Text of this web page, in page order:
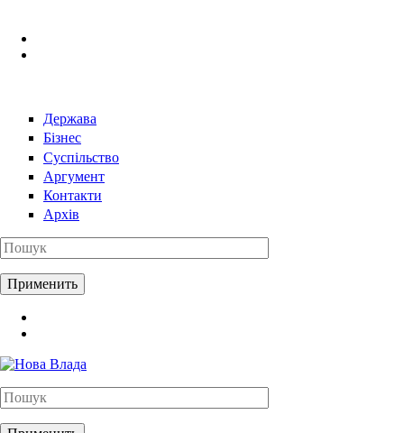
Держава
Бізнес
Суспільство
Аргумент
Контакти
Архів